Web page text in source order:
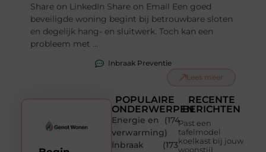
Share on LinkedIn Share on Email Een goed
beveiligde woning begint bij betrouwbare sloten
en degelijk hang- en sluitwerk. Toch kan een
probleem met ...
Inbraak Preventie
Lees meer
POPULAIRE
ONDERWERPEN
Energie en
verwarming
(174
)
Inbraak
(173
RECENTE
BERICHTEN
Past een
tafelmodel
koelkast bij jouw
woonstijl